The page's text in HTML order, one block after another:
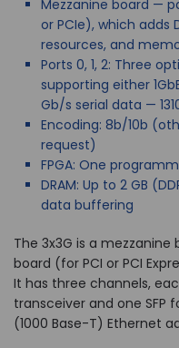
Mezzanine board —
or PCIe), which adds
resources, and
Ports 0, 1, 2: Three
supporting either
Gb/s serial data —
Encoding: 8b/10b
request)
FPGA: One
DRAM: Up to 2 GB
data buffering
The 3x3G is a
board (for PCI or PCI
It has three channels,
transceiver and one SFP
(1000 Base-T) Ethernet